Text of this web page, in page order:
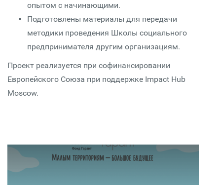
опытом с начинающими.
Подготовлены материалы для передачи
методики проведения Школы социального
предпринимателя другим организациям.
Проект реализуется при софинансировании
Европейского Союза при поддержке Impact Hub
Moscow.